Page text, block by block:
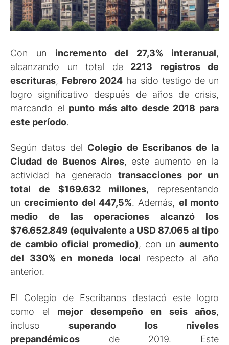
Con un incremento del 27,3% interanual,
alcanzando un total de2213 registros de
escrituras, Febrero 2024 ha sido testigo de un
logro significativo después de años de crisis,
marcando el punto más alto desde 2018 para
este período.
Según datos del Colegio de Escribanos de la
Ciudad de Buenos Aires, este aumento en la
actividad ha generado transacciones por un
total de $169.632 millones, representando
uncrecimiento del 447,5%. Además, el monto
medio de las operaciones alcanzó los
$76.652.849 (equivalente a USD 87.065 al tipo
de cambio oficial promedio), con un aumento
del 330% en moneda local respecto al año
anterior.
El Colegio de Escribanos destacó este logro
como el mejor desempeño en seis años,
inclusosuperando los niveles
prepandémicos de 2019. Este